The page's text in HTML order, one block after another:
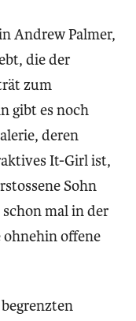
Andrew Palmer,
die der
zum
gibt es noch
deren
It-Girl ist,
Sohn
schon mal in der
ohnehin offene